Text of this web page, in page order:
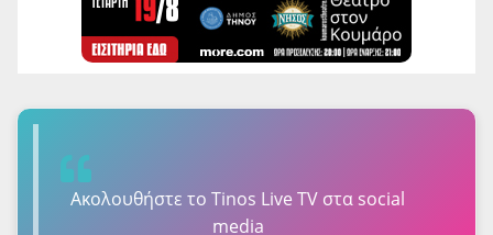
Ακολουθήστε τo Tinos Live TV στα social
media